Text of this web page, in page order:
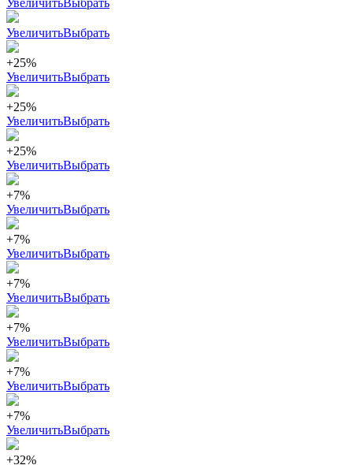
УвеличитьВыбрать
УвеличитьВыбрать
+25%
УвеличитьВыбрать
+25%
УвеличитьВыбрать
+25%
УвеличитьВыбрать
+7%
УвеличитьВыбрать
+7%
УвеличитьВыбрать
+7%
УвеличитьВыбрать
+7%
УвеличитьВыбрать
+7%
УвеличитьВыбрать
+7%
УвеличитьВыбрать
+32%